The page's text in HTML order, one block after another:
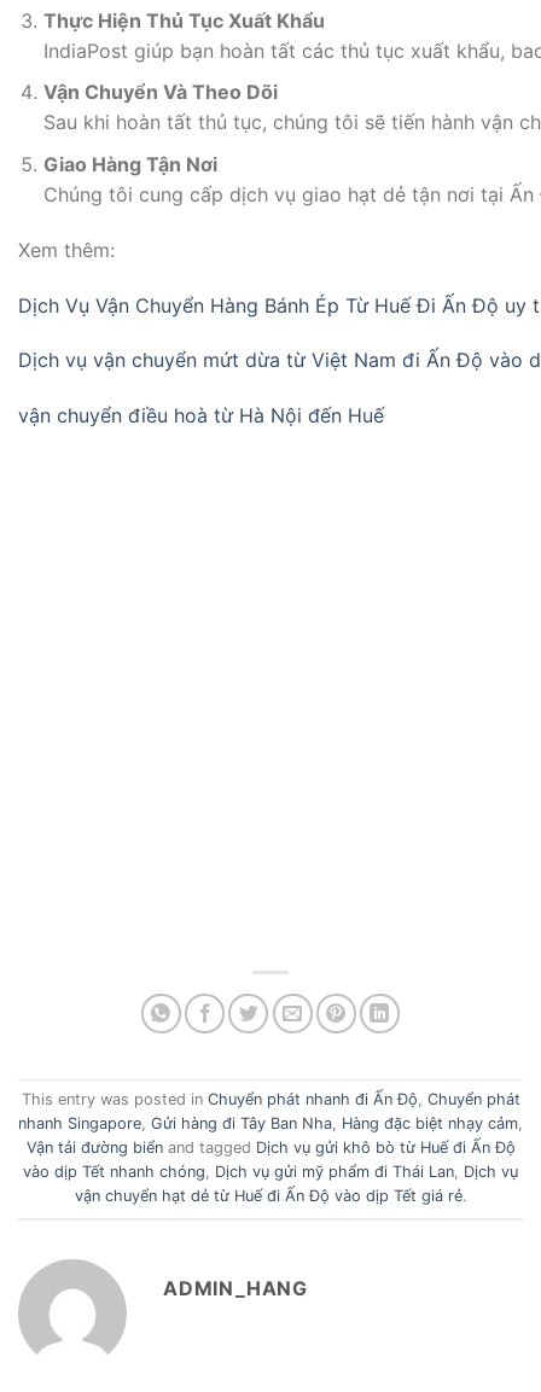
Thực Hiện Thủ Tục Xuất Khẩu
IndiaPost giúp bạn hoàn tất các thủ tục xuất khẩu,
Vận Chuyển Và Theo Dõi
Sau khi hoàn tất thủ tục, chúng tôi sẽ tiến hành vận
Giao Hàng Tận Nơi
Chúng tôi cung cấp dịch vụ giao hạt dẻ tận nơi tại
Xem thêm:
Dịch Vụ Vận Chuyển Hàng Bánh Ép Từ Huế Đi Ấn Độ uy
Dịch vụ vận chuyển mứt dừa từ Việt Nam đi Ấn Độ vào
vận chuyển điều hoà từ Hà Nội đến Huế
This entry was posted in Chuyển phát nhanh đi Ấn Độ Chuyển phát
nhanh Singapore Gửi hàng đi Tây Ban Nha Hàng đặc biệt nhạy cảm
Vận tải đường biểnand tagged Dịch vụ gửi khô bò từ Huế đi Ấn Độ
vào dịp Tết nhanh chóng
Dịch vụ gửi mỹ phẩm đi Thái Lan Dịch vụ
vận chuyển hạt dẻ từ Huế đi Ấn Độ vào dịp Tết giá rẻ.
ADMIN_HANG